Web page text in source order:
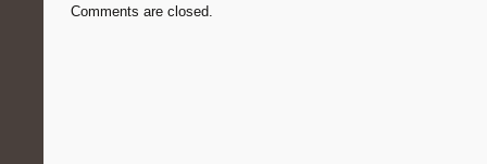
Comments are closed.